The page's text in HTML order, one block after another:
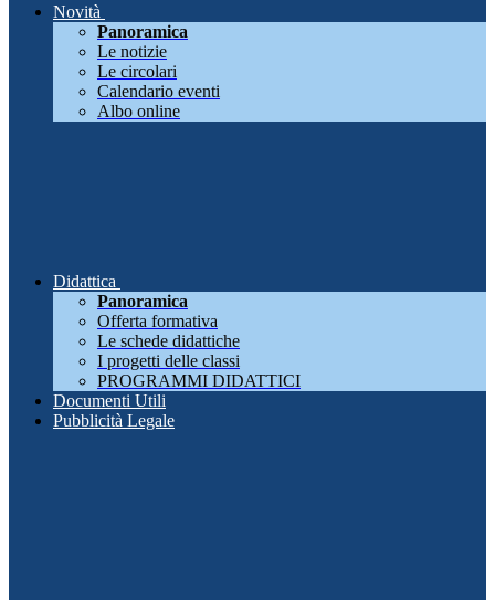
Novità
Panoramica
Le notizie
Le circolari
Calendario eventi
Albo online
Didattica
Panoramica
Offerta formativa
Le schede didattiche
I progetti delle classi
PROGRAMMI DIDATTICI
Documenti Utili
Pubblicità Legale